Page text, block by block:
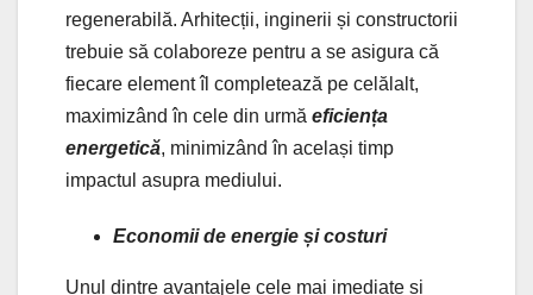
regenerabilă. Arhitecții, inginerii și constructorii
trebuie să colaboreze pentru a se asigura că
fiecare element îl completează pe celălalt,
maximizând în cele din urmă eficiența
energetică, minimizând în același timp
impactul asupra mediului.
Economii de energie și costuri
Unul dintre avantajele cele mai imediate și